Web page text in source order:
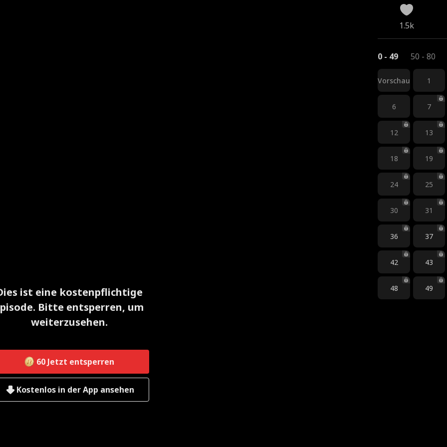
ist eine kostenpflichtige
Bitte entsperren, um
weiterzusehen.
60 Jetzt entsperren
Kostenlos in der App ansehen
1.5k
0 - 49 50 - 80
Vorschau 1
6 7
12 13
18 19
24 25
30 31
36 37
42 43
48 49